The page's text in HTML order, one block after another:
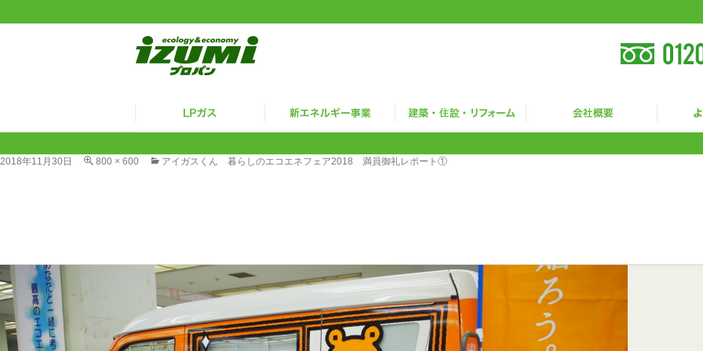
2018年11月30日 800 × 600 アイガスくん 暮らしのエコエネフェア2018 満員御礼レポート①